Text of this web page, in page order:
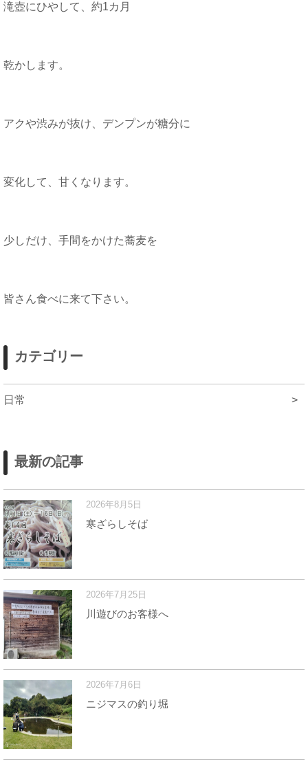
滝壺にひやして、約1カ月
乾かします。
アクや渋みが抜け、デンプンが糖分に
変化して、甘くなります。
少しだけ、手間をかけた蕎麦を
皆さん食べに来て下さい。
カテゴリー
日常 >
最新の記事
2026年8月5日
寒ざらしそば
2026年7月25日
川遊びのお客様へ
2026年7月6日
ニジマスの釣り堀